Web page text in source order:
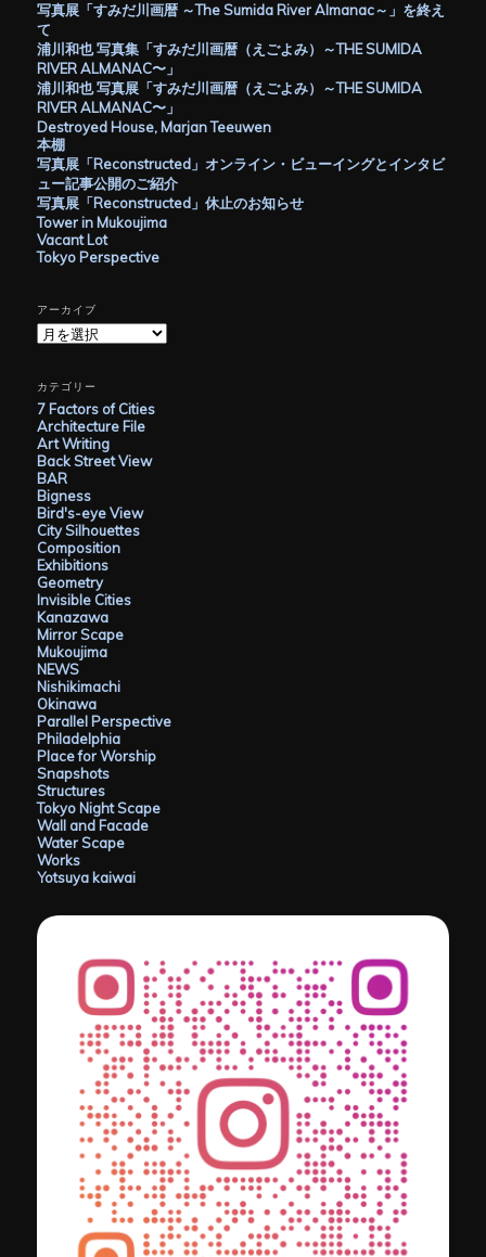
写真展「すみだ川画暦 ～The Sumida River Almanac～」を終え
て
浦川和也 写真集「すみだ川画暦（えごよみ）～THE SUMIDA
RIVER ALMANAC〜」
浦川和也 写真展「すみだ川画暦（えごよみ）～THE SUMIDA
RIVER ALMANAC〜」
Destroyed House, Marjan Teeuwen
本棚
写真展「Reconstructed」オンライン・ビューイングとインタビ
ュー記事公開のご紹介
写真展「Reconstructed」休止のお知らせ
Tower in Mukoujima
Vacant Lot
Tokyo Perspective
アーカイブ
ア
ー
イ
ブ
カテゴリー
7 Factors of Cities
Architecture File
Art Writing
Back Street View
BAR
Bigness
Bird's-eye View
City Silhouettes
Composition
Exhibitions
Geometry
Invisible Cities
Kanazawa
Mirror Scape
Mukoujima
NEWS
Nishikimachi
Okinawa
Parallel Perspective
Philadelphia
Place for Worship
Snapshots
Structures
Tokyo Night Scape
Wall and Facade
Water Scape
Works
Yotsuya kaiwai